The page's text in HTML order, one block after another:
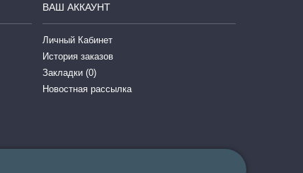
ВАШ АККАУНТ
Личный Кабинет
История заказов
Закладки (0)
Новостная рассылка